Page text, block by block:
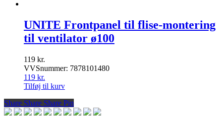
UNITE Frontpanel til flise-montering
til ventilator ø100
119 kr.
VVSnummer: 7878101480
119 kr.
Tilføj til kurv
Share
Share Share Share Pin